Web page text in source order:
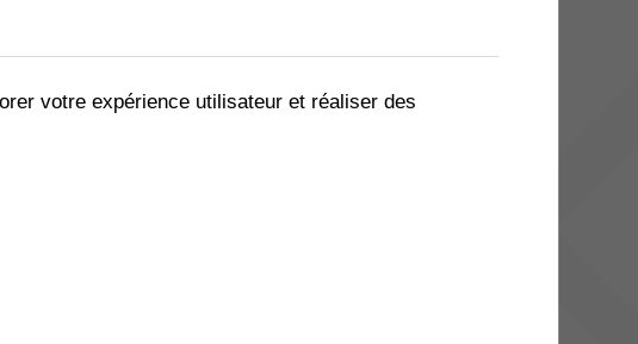
11 12 13 14 15 16 17
votre expérience utilisateur et réaliser des